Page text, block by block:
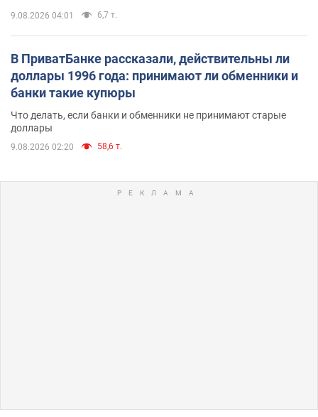
9.08.2026 04:01 6,7 т.
В ПриватБанке рассказали, действительны ли
доллары 1996 года: принимают ли обменники и
банки такие купюры
Что делать, если банки и обменники не принимают старые
доллары
9.08.2026 02:20 58,6 т.